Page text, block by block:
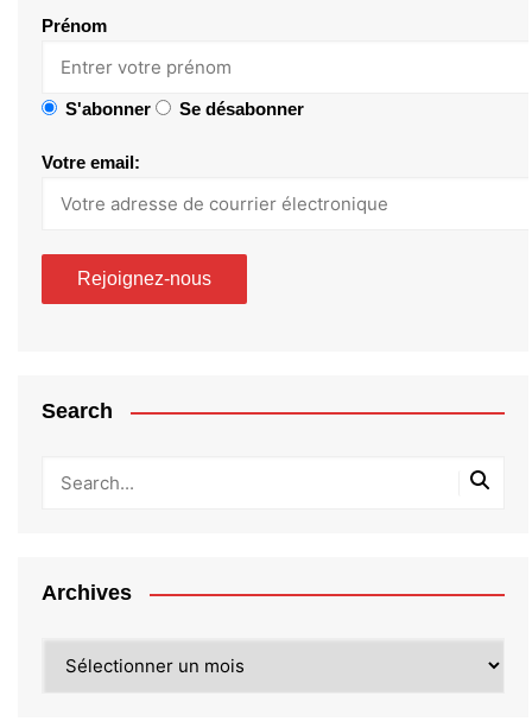
Prénom
S'abonner Se désabonner
Votre email:
Search
Archives